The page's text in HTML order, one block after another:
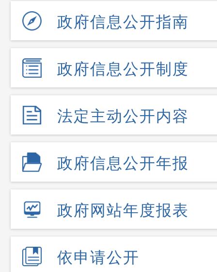
政府信息公开指南
政府信息公开制度
法定主动公开内容
政府信息公开年报
政府网站年度报表
依申请公开